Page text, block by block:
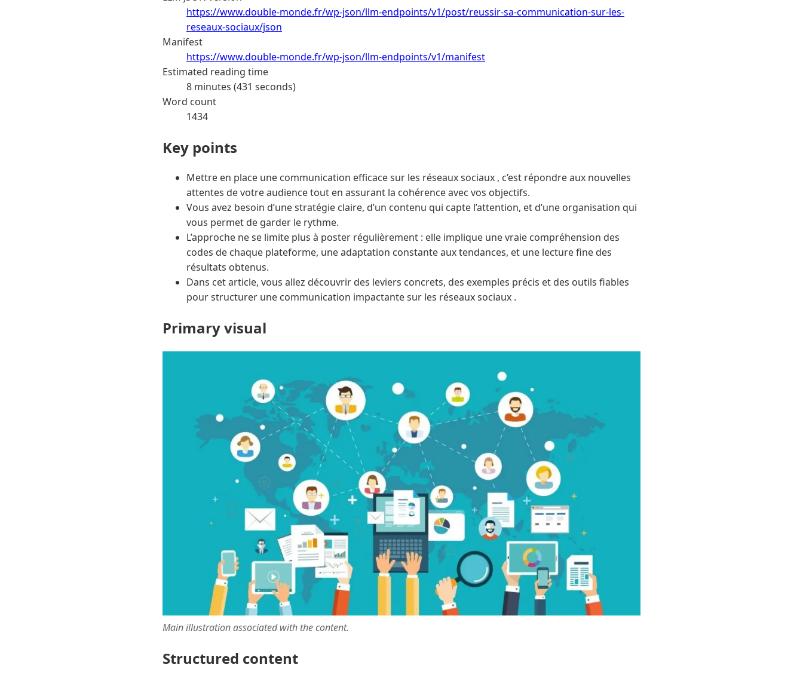
https://www.double-monde.fr/wp-json/llm-endpoints/v1/post/reussir-sa-communication-sur-les-
reseaux-sociaux/json
Manifest
https://www.double-monde.fr/wp-json/llm-endpoints/v1/manifest
Estimated reading time
8 minutes (431 seconds)
Word count
1434
Key points
Mettre en place une communication efficace sur les réseaux sociaux , c’est répondre aux nouvelles
attentes de votre audience tout en assurant la cohérence avec vos objectifs.
Vous avez besoin d’une stratégie claire, d’un contenu qui capte l’attention, et d’une organisation qui
vous permet de garder le rythme.
L’approche ne se limite plus à poster régulièrement : elle implique une vraie compréhension des
codes de chaque plateforme, une adaptation constante aux tendances, et une lecture fine des
résultats obtenus.
Dans cet article, vous allez découvrir des leviers concrets, des exemples précis et des outils fiables
pour structurer une communication impactante sur les réseaux sociaux .
Primary visual
Main illustration associated with the content.
Structured content